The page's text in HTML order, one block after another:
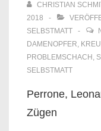
CHRISTIAN
2018
SELBSTMATT
DAMENOPFER,
PROBLEMSCHACH ,
SELBSTMATT
Perrone,
Zügen